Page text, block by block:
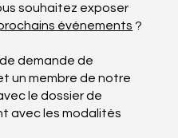
souhaitez exposer
événements ?
demande de
un membre de notre
le dossier de
avec les modalités